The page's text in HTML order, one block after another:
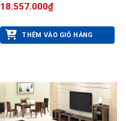
18.557.000₫
THÊM VÀO GIỎ HÀNG